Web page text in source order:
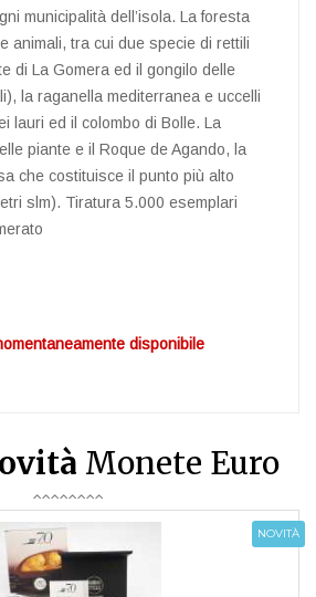
municipalità dell’isola. La foresta
animali, tra cui due specie di rettili
di La Gomera ed il gongilo delle
la raganella mediterranea e uccelli
lauri ed il colombo di Bolle. La
piante e il Roque de Agando, la
che costituisce il punto più alto
slm). Tiratura 5.000 esemplari
disponibile
Monete Euro
NOVITÀ